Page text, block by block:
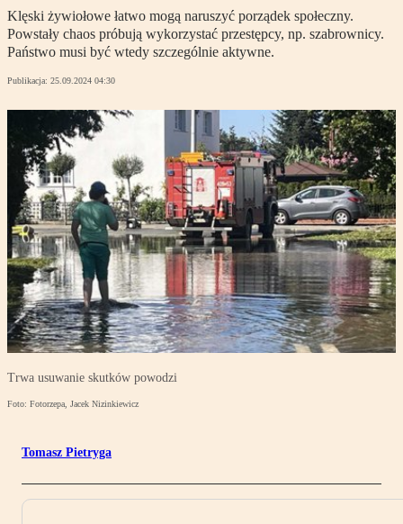
Klęski żywiołowe łatwo mogą naruszyć porządek społeczny.
Powstały chaos próbują wykorzystać przestępcy, np. szabrownicy.
Państwo musi być wtedy szczególnie aktywne.
Publikacja: 25.09.2024 04:30
Trwa usuwanie skutków powodzi
Foto: Fotorzepa, Jacek Nizinkiewicz
Tomasz Pietryga